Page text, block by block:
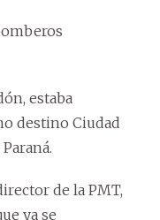
estaba
destino Ciudad
de la PMT,
ya se